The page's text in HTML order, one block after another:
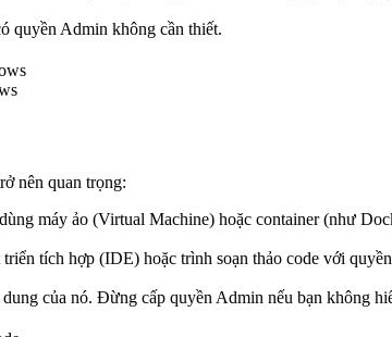
quyền Admin không cần thiết.
nên quan trọng:
máy ảo (Virtual Machine) hoặc container (như
tích hợp (IDE) hoặc trình soạn thảo code với
của nó. Đừng cấp quyền Admin nếu bạn không